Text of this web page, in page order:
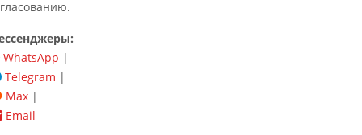
WhatsApp |
Telegram |
Max |
Email